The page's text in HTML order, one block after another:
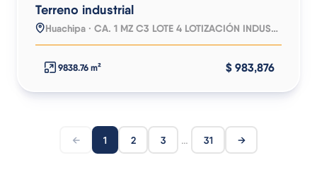
Terreno industrial
Huachipa · CA. 1 MZ C3 LOTE 4 LOTIZACIÓN INDUSTRIAL HUACHIPA
9838.76 m² $ 983,876
← 1 2 3 … 31 →